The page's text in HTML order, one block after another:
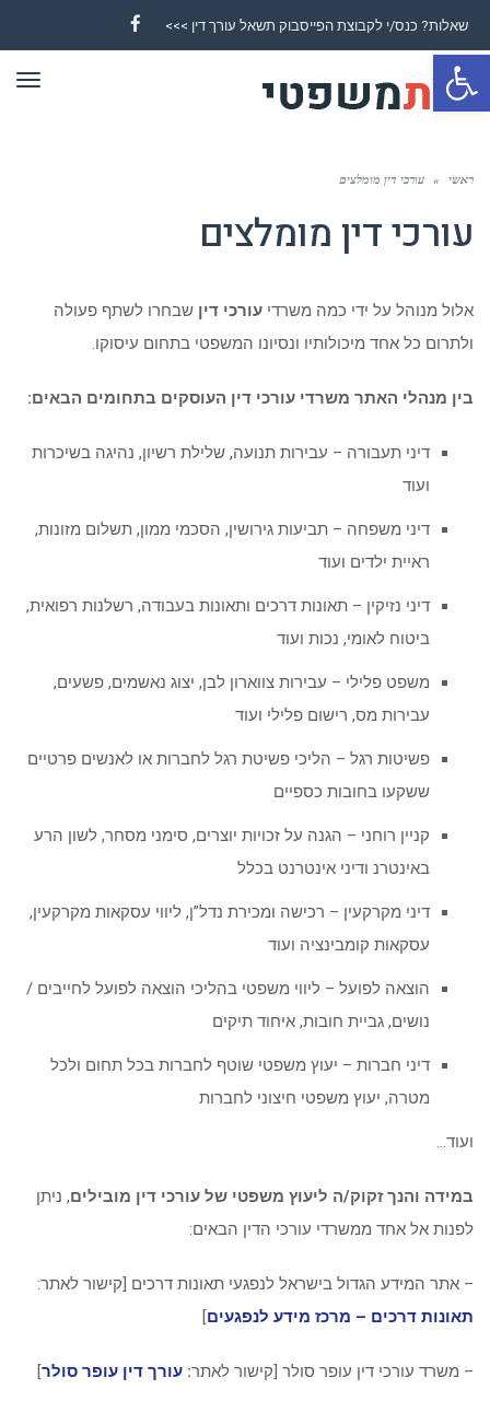
פתח סרגל נגישות
שאלות? כנס/י לקבוצת הפייסבוק תשאל עורך דין >>>
Facebook
ראשי » עורכי דין מומלצים
עורכי דין מומלצים
אלול מנוהל על ידי כמה משרדי עורכי דין שבחרו לשתף פעולה
ולתרום כל אחד מיכולותיו ונסיונו המשפטי בתחום עיסוקו.
בין מנהלי האתר משרדי עורכי דין העוסקים בתחומים הבאים:
דיני תעבורה – עבירות תנועה, שלילת רשיון, נהיגה בשיכרות
ועוד
דיני משפחה – תביעות גירושין, הסכמי ממון, תשלום מזונות,
ראיית ילדים ועוד
דיני נזיקין – תאונות דרכים ותאונות בעבודה, רשלנות רפואית,
ביטוח לאומי, נכות ועוד
משפט פלילי – עבירות צווארון לבן, יצוג נאשמים, פשעים,
עבירות מס, רישום פלילי ועוד
פשיטות רגל – הליכי פשיטת רגל לחברות או לאנשים פרטיים
ששקעו בחובות כספיים
קניין רוחני – הגנה על זכויות יוצרים, סימני מסחר, לשון הרע
באינטרנ ודיני אינטרנט בכלל
דיני מקרקעין – רכישה ומכירת נדל”ן, ליווי עסקאות מקרקעין,
עסקאות קומבינציה ועוד
הוצאה לפועל – ליווי משפטי בהליכי הוצאה לפועל לחייבים /
נושים, גביית חובות, איחוד תיקים
דיני חברות – יעוץ משפטי שוטף לחברות בכל תחום ולכל
מטרה, יעוץ משפטי חיצוני לחברות
ועוד…
במידה והנך זקוק/ה ליעוץ משפטי של עורכי דין מובילים, ניתן
לפנות אל אחד ממשרדי עורכי הדין הבאים:
– אתר המידע הגדול בישראל לנפגעי תאונות דרכים [קישור לאתר:
תאונות דרכים – מרכז מידע לנפגעים]
– משרד עורכי דין עופר סולר [קישור לאתר: עורך דין עופר סולר]